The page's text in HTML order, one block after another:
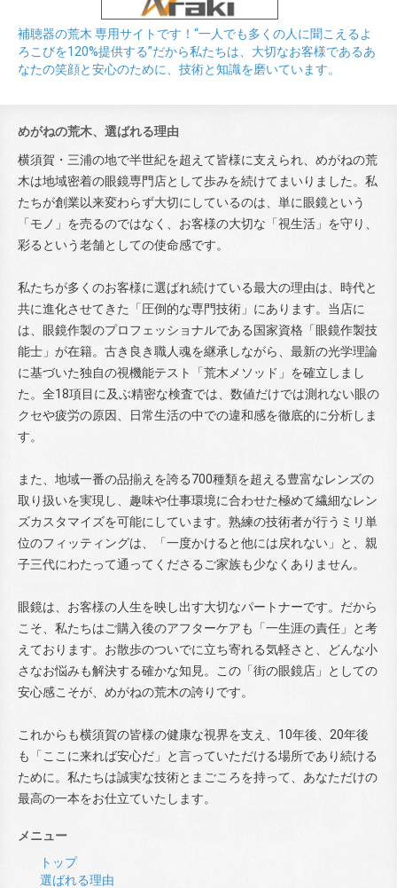
補聴器の荒木 専用サイトです！“一人でも多くの人に聞こえるよ
ろこびを120%提供する”だから私たちは、大切なお客様であるあ
なたの笑顔と安心のために、技術と知識を磨いています。
めがねの荒木、選ばれる理由
横須賀・三浦の地で半世紀を超えて皆様に支えられ、めがねの荒
木は地域密着の眼鏡専門店として歩みを続けてまいりました。私
たちが創業以来変わらず大切にしているのは、単に眼鏡という
「モノ」を売るのではなく、お客様の大切な「視生活」を守り、
彩るという老舗としての使命感です。
私たちが多くのお客様に選ばれ続けている最大の理由は、時代と
共に進化させてきた「圧倒的な専門技術」にあります。当店に
は、眼鏡作製のプロフェッショナルである国家資格「眼鏡作製技
能士」が在籍。古き良き職人魂を継承しながら、最新の光学理論
に基づいた独自の視機能テスト「荒木メソッド」を確立しまし
た。全18項目に及ぶ精密な検査では、数値だけでは測れない眼の
クセや疲労の原因、日常生活の中での違和感を徹底的に分析しま
す。
また、地域一番の品揃えを誇る700種類を超える豊富なレンズの
取り扱いを実現し、趣味や仕事環境に合わせた極めて繊細なレン
ズカスタマイズを可能にしています。熟練の技術者が行うミリ単
位のフィッティングは、「一度かけると他には戻れない」と、親
子三代にわたって通ってくださるご家族も少なくありません。
眼鏡は、お客様の人生を映し出す大切なパートナーです。だから
こそ、私たちはご購入後のアフターケアも「一生涯の責任」と考
えております。お散歩のついでに立ち寄れる気軽さと、どんな小
さなお悩みも解決する確かな知見。この「街の眼鏡店」としての
安心感こそが、めがねの荒木の誇りです。
これからも横須賀の皆様の健康な視界を支え、10年後、20年後
も「ここに来れば安心だ」と言っていただける場所であり続ける
ために。私たちは誠実な技術とまごころを持って、あなただけの
最高の一本をお仕立ていたします。
メニュー
トップ
選ばれる理由